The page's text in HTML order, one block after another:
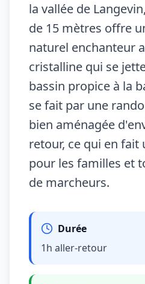
la vallée de
de 15 mètres offre
naturel enchanteur
cristalline qui se
bassin propice à la
se fait par une
bien aménagée
retour, ce qui en fait
pour les familles et
de marcheurs.
Durée
1h aller-retour